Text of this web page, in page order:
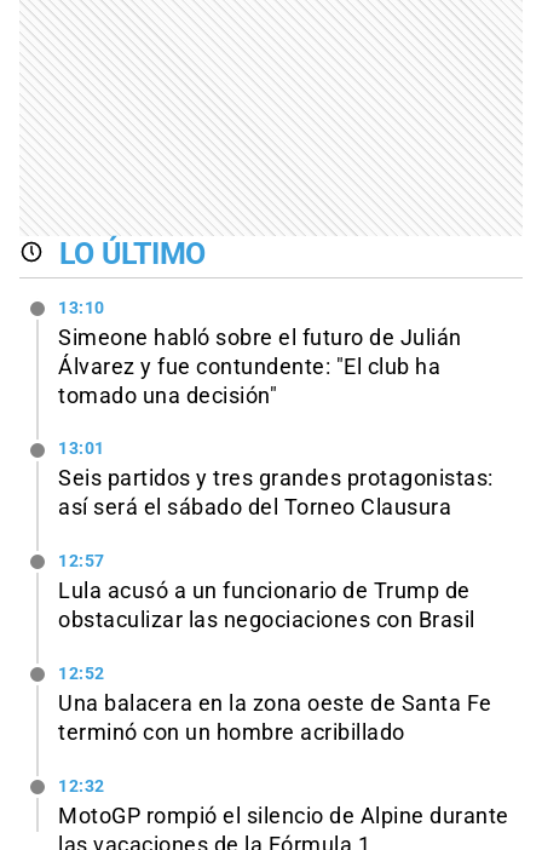
LO ÚLTIMO
13:10
Simeone habló sobre el futuro de Julián
Álvarez y fue contundente: "El club ha
tomado una decisión"
13:01
Seis partidos y tres grandes protagonistas:
así será el sábado del Torneo Clausura
12:57
Lula acusó a un funcionario de Trump de
obstaculizar las negociaciones con Brasil
12:52
Una balacera en la zona oeste de Santa Fe
terminó con un hombre acribillado
12:32
MotoGP rompió el silencio de Alpine durante
las vacaciones de la Fórmula 1